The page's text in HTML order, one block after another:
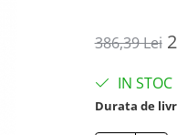
386,39 Lei
IN STOC
Durata de